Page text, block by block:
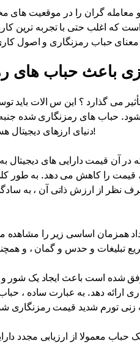
معامله گران را در موقعیت های
اغلب حتی با تجربه ترین
باعث حباب های
می گذارد ؟ این س الات باید
شود. حباب های رمزنگاری شده
دنیای ارزهای دیجیتال هستند. بیایید این مسئله را حل کنیم!
در آن قیمت دارایی های
قیمت را کاهش می دهد. به طور
نظر از ارزش ذاتی آن ، به
همزمان اساسی زیر را
شده است باعث ایجاد یک شور و
ارائه دهد. به عبارت ساده ،
معمولا از ارزیابی مجدد